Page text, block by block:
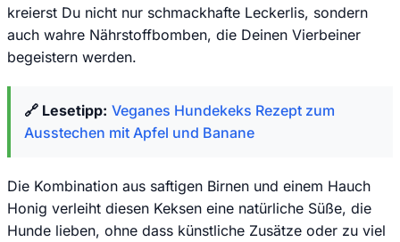
kreierst Du nicht nur schmackhafte Leckerlis, sondern
auch wahre Nährstoffbomben, die Deinen Vierbeiner
begeistern werden.
🔗 Lesetipp: Veganes Hundekeks Rezept zum
Ausstechen mit Apfel und Banane
Die Kombination aus saftigen Birnen und einem Hauch
Honig verleiht diesen Keksen eine natürliche Süße, die
Hunde lieben, ohne dass künstliche Zusätze oder zu viel